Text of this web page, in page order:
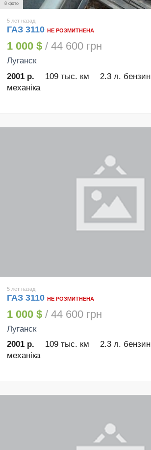
8 фото
5 лет назад
ГАЗ 3110 НЕ РОЗМИТНЕНА
1 000 $ / 44 600 грн
Луганск
2001 р.
109 тыс. км 2.3 л. бензин
механіка
5 лет назад
ГАЗ 3110 НЕ РОЗМИТНЕНА
1 000 $ / 44 600 грн
Луганск
2001 р.
109 тыс. км 2.3 л. бензин
механіка